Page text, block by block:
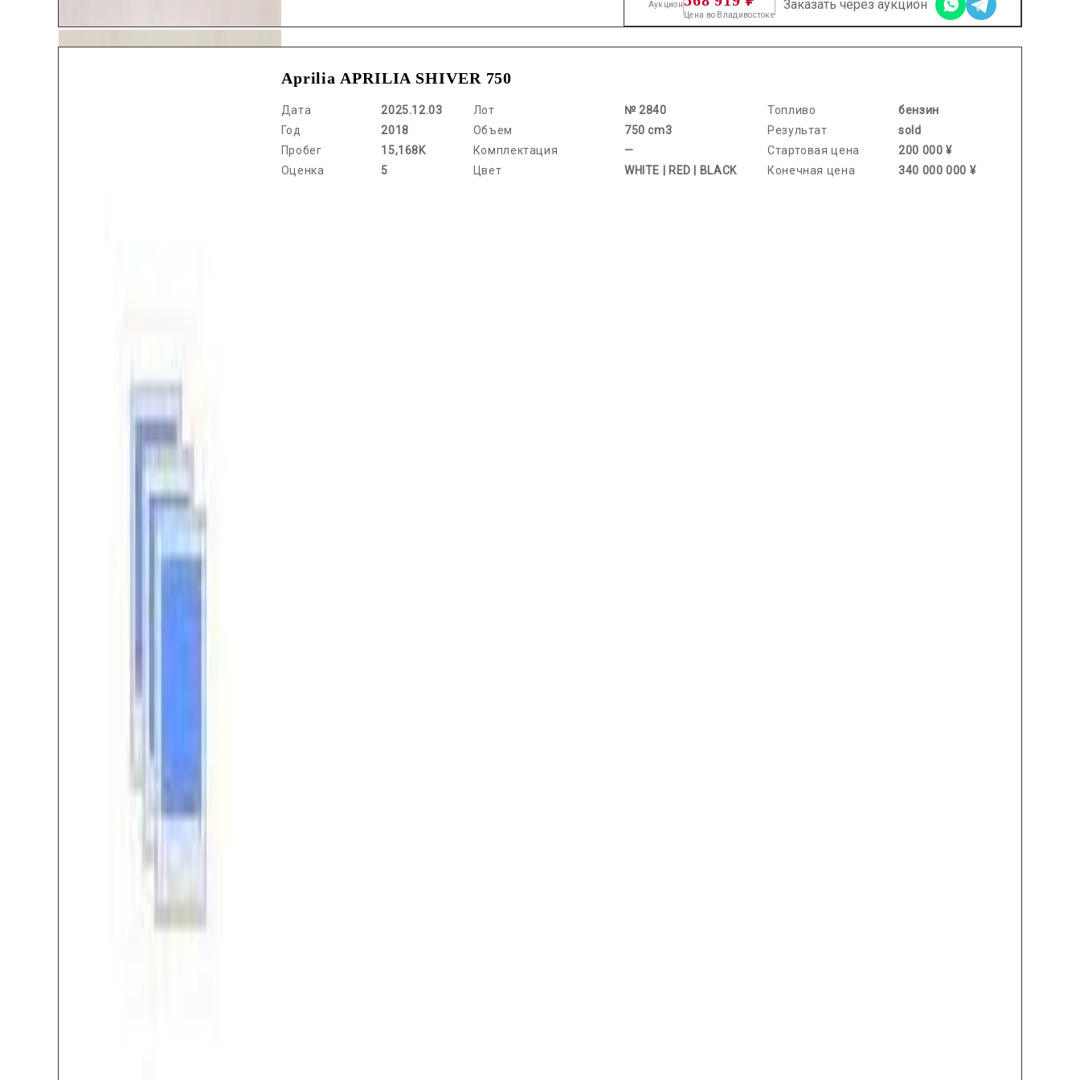
Аукцион
Цена во Владивостоке
Заказать через аукцион
Aprilia APRILIA SHIVER 750
Дата
2025.12.03
Год
2018
Пробег
15,168K
Оценка
5
Лот
№ 2840
Объем
750 cm3
Комплектация
—
Цвет
WHITE | RED | BLACK
Топливо
бензин
Результат
sold
Стартовая цена
200 000 ¥
Конечная цена
340 000 000 ¥